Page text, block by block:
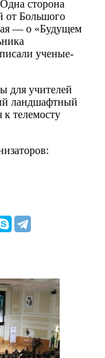
сторона
от Большого
— о «Будущем
ученые-
для учителей
ландшафтный
телемосту